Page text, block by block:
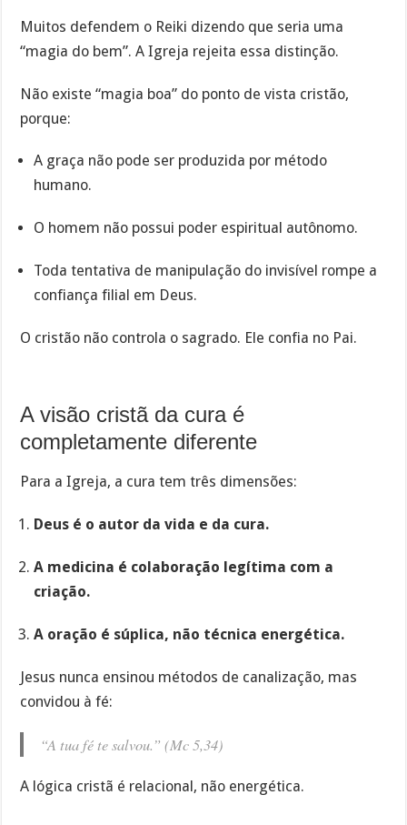
Muitos defendem o Reiki dizendo que seria uma
“magia do bem”. A Igreja rejeita essa distinção.
Não existe “magia boa” do ponto de vista cristão,
porque:
A graça não pode ser produzida por método
humano.
O homem não possui poder espiritual autônomo.
Toda tentativa de manipulação do invisível rompe a
confiança filial em Deus.
O cristão não controla o sagrado. Ele confia no Pai.
A visão cristã da cura é
completamente diferente
Para a Igreja, a cura tem três dimensões:
Deus é o autor da vida e da cura.
A medicina é colaboração legítima com a
criação.
A oração é súplica, não técnica energética.
Jesus nunca ensinou métodos de canalização, mas
convidou à fé:
“A tua fé te salvou.” (Mc 5,34)
A lógica cristã é relacional, não energética.